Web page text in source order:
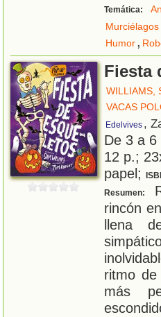
Temática:
Murciélagos
Humor,
Fiesta
WILLIAMS,
VACAS
Edelvives ,
De 3 a
12 p.;
papel;
Resumen:
rincón
llena
ritmo
más